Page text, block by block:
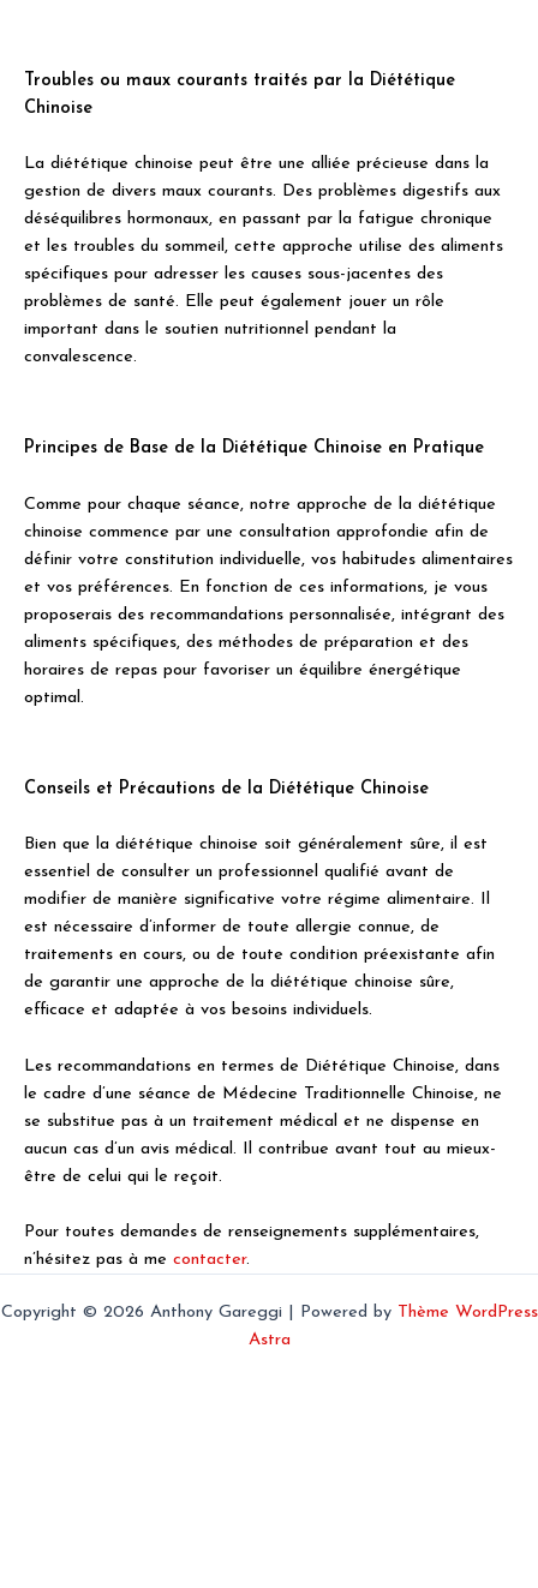
Troubles ou maux courants traités par la Diététique
Chinoise
La diététique chinoise peut être une alliée précieuse dans la
gestion de divers maux courants. Des problèmes digestifs aux
déséquilibres hormonaux, en passant par la fatigue chronique
et les troubles du sommeil, cette approche utilise des aliments
spécifiques pour adresser les causes sous-jacentes des
problèmes de santé. Elle peut également jouer un rôle
important dans le soutien nutritionnel pendant la
convalescence.
Principes de Base de la Diététique Chinoise en Pratique
Comme pour chaque séance, notre approche de la diététique
chinoise commence par une consultation approfondie afin de
définir votre constitution individuelle, vos habitudes alimentaires
et vos préférences. En fonction de ces informations, je vous
proposerais des recommandations personnalisée, intégrant des
aliments spécifiques, des méthodes de préparation et des
horaires de repas pour favoriser un équilibre énergétique
optimal.
Conseils et Précautions de la Diététique Chinoise
Bien que la diététique chinoise soit généralement sûre, il est
essentiel de consulter un professionnel qualifié avant de
modifier de manière significative votre régime alimentaire. Il
est nécessaire d’informer de toute allergie connue, de
traitements en cours, ou de toute condition préexistante afin
de garantir une approche de la diététique chinoise sûre,
efficace et adaptée à vos besoins individuels.
Les recommandations en termes de Diététique Chinoise, dans
le cadre d’une séance de Médecine Traditionnelle Chinoise, ne
se substitue pas à un traitement médical et ne dispense en
aucun cas d’un avis médical. Il contribue avant tout au mieux-
être de celui qui le reçoit.
Pour toutes demandes de renseignements supplémentaires,
n’hésitez pas à me contacter.
Copyright © 2026 Anthony Gareggi | Powered by Thème WordPress
Astra